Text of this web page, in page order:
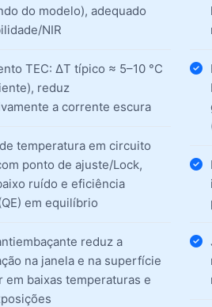
do modelo), adequado
NIR
TEC: ΔT típico ≈ 5–10 °C
reduz
a corrente escura
temperatura em circuito
ponto de ajuste/Lock,
ruído e eficiência
em equilíbrio
reduz a
na janela e na superfície
em baixas temperaturas e